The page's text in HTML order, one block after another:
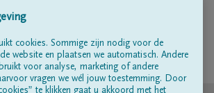
cookies. Sommige zijn nodig voor de
website en plaatsen we automatisch. Andere
voor analyse, marketing of andere
vragen we wél jouw toestemming. Door
te klikken gaat u akkoord met het